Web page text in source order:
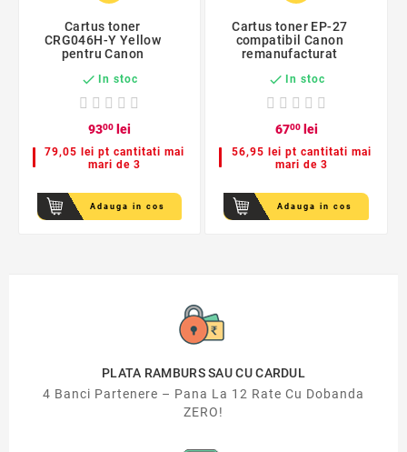
Cartus toner
CRG046H-Y Yellow
pentru Canon
 In stoc
9300lei
79,05 lei pt cantitati mai
mari de 3
Adauga in cos
Cartus toner EP-27
compatibil Canon
remanufacturat
 In stoc
6700lei
56,95 lei pt cantitati mai
mari de 3
Adauga in cos
PLATA RAMBURS SAU CU CARDUL
4 Banci Partenere – Pana La 12 Rate Cu Dobanda
ZERO!